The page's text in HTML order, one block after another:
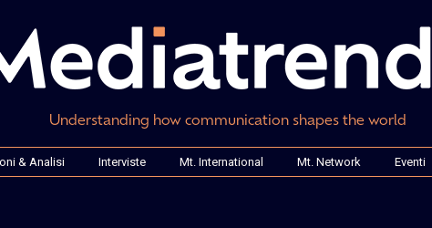
Understanding how communication shapes the world
& Analisi Interviste Mt. International Mt. Network Eventi